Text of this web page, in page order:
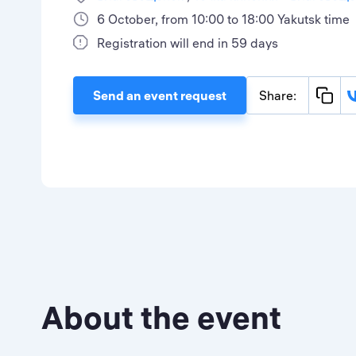
6 October, from 10:00 to 18:00 Yakutsk time
Registration will end in 59 days
Send an event request Share:
About the event